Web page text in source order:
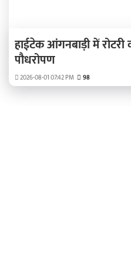
हाईटेक आंगनबाड़ी में
पौधरोपण
2026-08-01 07:42 PM 98